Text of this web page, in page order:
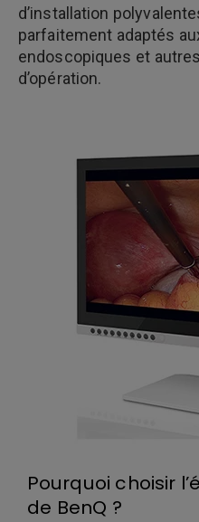
d’installation
parfaitement adaptés
endoscopiques et
d’opération.
Pourquoi choisir
de BenQ ?